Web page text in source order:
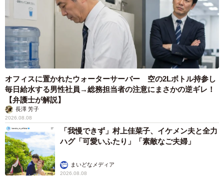
オフィスに置かれたウォーターサーバー 空の2Lボトル持参し
毎日給水する男性社員→総務担当者の注意にまさかの逆ギレ！
【弁護士が解説】
長澤 芳子
2026.08.08
「我慢できず」村上佳菜子、イケメン夫と全力
ハグ「可愛いふたり」「素敵なご夫婦」
まいどなメディア
2026.08.08